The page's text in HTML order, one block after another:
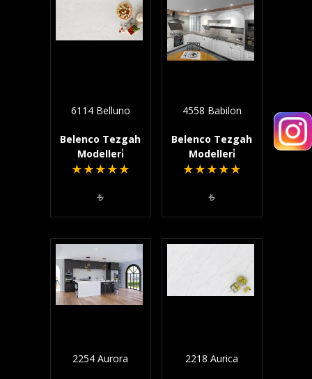
6114 Belluno
Belenco Tezgah
Modelleri̇
★ ★ ★ ★ ★
₺
4558 Babilon
Belenco Tezgah
Modelleri̇
★ ★ ★ ★ ★
₺
2254 Aurora 2218 Aurica